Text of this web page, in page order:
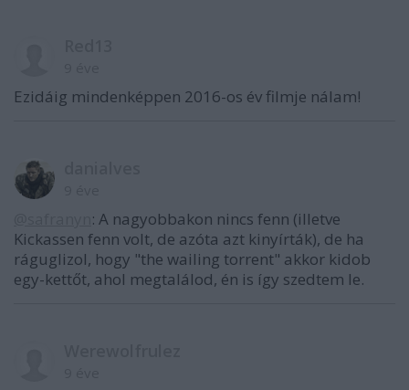
Ezidáig mindenképpen 2016-os év filmje nálam!
: A nagyobbakon nincs fenn (illetve
Kickassen fenn volt, de azóta azt kinyírták), de ha
ráguglizol, hogy "the wailing torrent" akkor kidob
egy-kettőt, ahol megtalálod, én is így szedtem le.